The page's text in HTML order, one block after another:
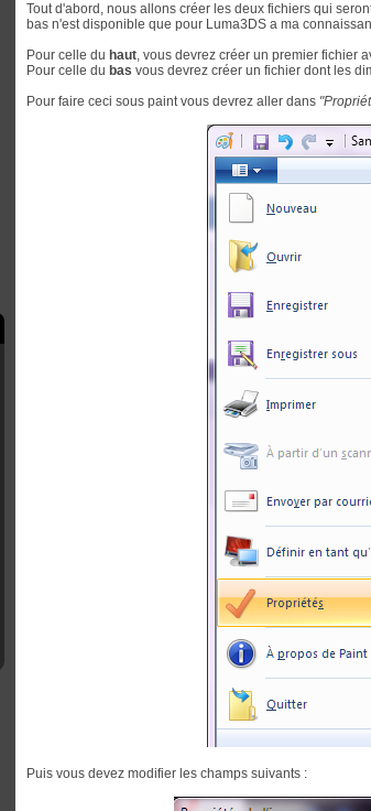
Tout d'abord, nous allons créer les deux fichiers qui
bas n'est disponible que pour Luma3DS a ma
Pour celle du haut, vous devrez créer un premier fichier
Pour celle du bas vous devrez créer un fichier dont les
Pour faire ceci sous paint vous devrez aller dans
Puis vous devez modifier les champs suivants :